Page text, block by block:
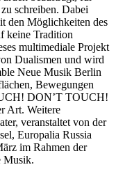
schreiben. Dabei
den Möglichkeiten des
keine Tradition
multimediale Projekt
Dualismen und wird
Neue Musik Berlin
Bewegungen
DON’T TOUCH!
Art. Weitere
veranstaltet von der
Europalia Russia
im Rahmen der
Musik.